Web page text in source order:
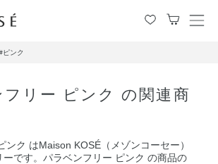
メ
ピンク
リー ピンク の関連商
ンク はMaison KOSÉ（メゾンコーセー）
ーです。パラベンフリー ピンク の商品の